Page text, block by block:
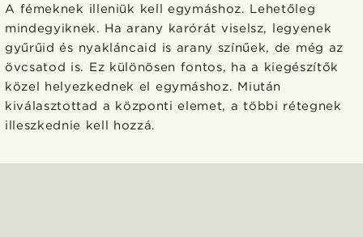
A fémeknek illeniük kell egymáshoz. Lehetőleg
mindegyiknek. Ha arany karórát viselsz, legyenek
gyűrűid és nyakláncaid is arany színűek, de még az
övcsatod is. Ez különösen fontos, ha a kiegészítők
közel helyezkednek el egymáshoz. Miután
kiválasztottad a központi elemet, a többi rétegnek
illeszkednie kell hozzá.